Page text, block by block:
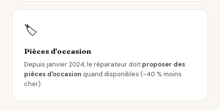
🏷️
Pièces d'occasion
Depuis janvier 2024, le réparateur doit proposer des
pièces d'occasion quand disponibles (~40 % moins
cher).